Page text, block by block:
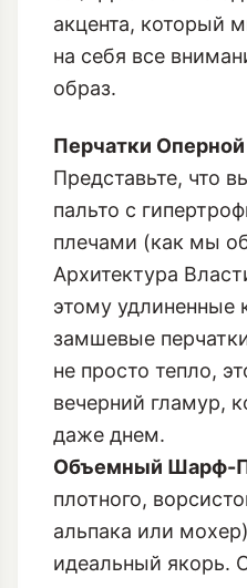
фуксию с ног до
готовы к такому
за!). Достаточно
на себя все
образ.
Перчатки
Представьте, что
пальто с
плечами (как мы
Архитектура
этому удлиненные
замшевые
не просто тепло,
вечерний гламур,
даже днем.
Объемный Шарф-